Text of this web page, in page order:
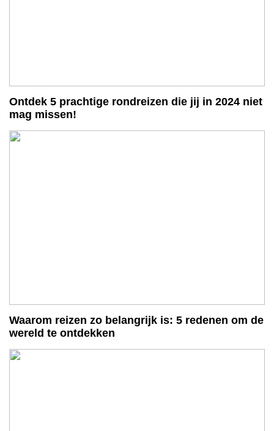
Ontdek 5 prachtige rondreizen die jij in 2024 niet
mag missen!
Waarom reizen zo belangrijk is: 5 redenen om de
wereld te ontdekken